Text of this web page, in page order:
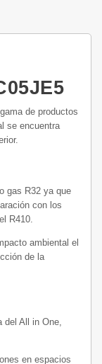
de productos
se encuentra
gas R32 ya que
con los
R410.
ambiental el
de la
del All in One,
en espacios